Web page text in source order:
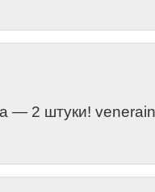
— 2 штуки!